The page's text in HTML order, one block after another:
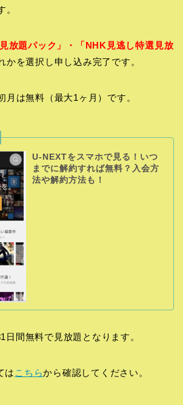
。
放題パック」・「NHK見逃し特選見放
かを選択し申し込み完了です。
月は無料（最大1ヶ月）です。
U-NEXTをスマホで見る！いつ
までに解約すれば無料？入会方
法や解約方法も！
日間無料で見放題となります。
は こちらから確認してください。